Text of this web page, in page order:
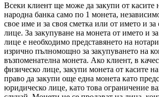
Всеки клиент ще може да закупи от касите
народна банка само по 1 монета,
свое име и за своя сметка или от името и за
лице. За закупуване на монета от името и
лице е необходимо представянето на
изрично пълномощно за закупуването на
възпоменателна монета. Ако клиент, в
физическо лице, закупи монета от касите
право да закупи още една монета като
юридическо лице, като това ограничение